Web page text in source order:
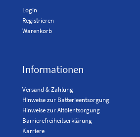
Login
Registrieren
Warenkorb
Informationen
Versand & Zahlung
Hinweise zur Batterieentsorgung
Hinweise zur Altölentsorgung
Barrierefreiheitserklärung
Karriere